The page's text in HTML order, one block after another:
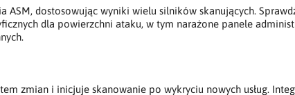
ASM, dostosowując wyniki wielu silników skanujących.
dla powierzchni ataku, w tym narażone panele
zmian i inicjuje skanowanie po wykryciu nowych usług.